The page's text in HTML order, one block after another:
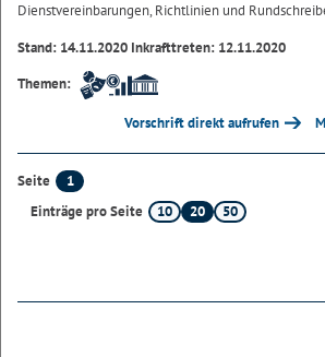
Dienstvereinbarungen, Richtlinien und
Stand: 14.11.2020 Inkrafttreten: 12.11.2020
Themen:
Vorschrift direkt aufrufen
Seite
1
Einträge pro Seite
10 20 50